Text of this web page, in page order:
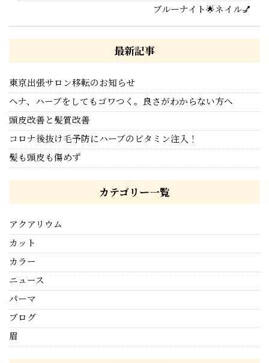
ブルーナイト🌟ネイル💅
最新記事
東京出張サロン移転のお知らせ
ヘナ、ハーブをしてもゴワつく。良さがわからない方へ
頭皮改善と髪質改善
コロナ後抜け毛予防にハーブのビタミン注入！
髪も頭皮も傷めず
カテゴリー一覧
アクアリウム
カット
カラー
ニュース
パーマ
ブログ
眉